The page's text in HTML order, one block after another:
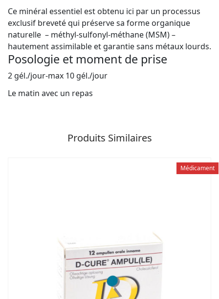
Ce minéral essentiel est obtenu ici par un processus
exclusif breveté qui préserve sa forme organique
naturelle – méthyl-sulfonyl-méthane (MSM) –
hautement assimilable et garantie sans métaux lourds.
Posologie et moment de prise
2 gél./jour-max 10 gél./jour
Le matin avec un repas
Produits Similaires
Médicament